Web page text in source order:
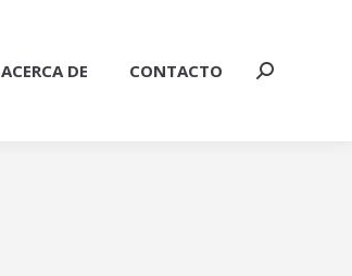
ACERCA DE CONTACTO Buscar: